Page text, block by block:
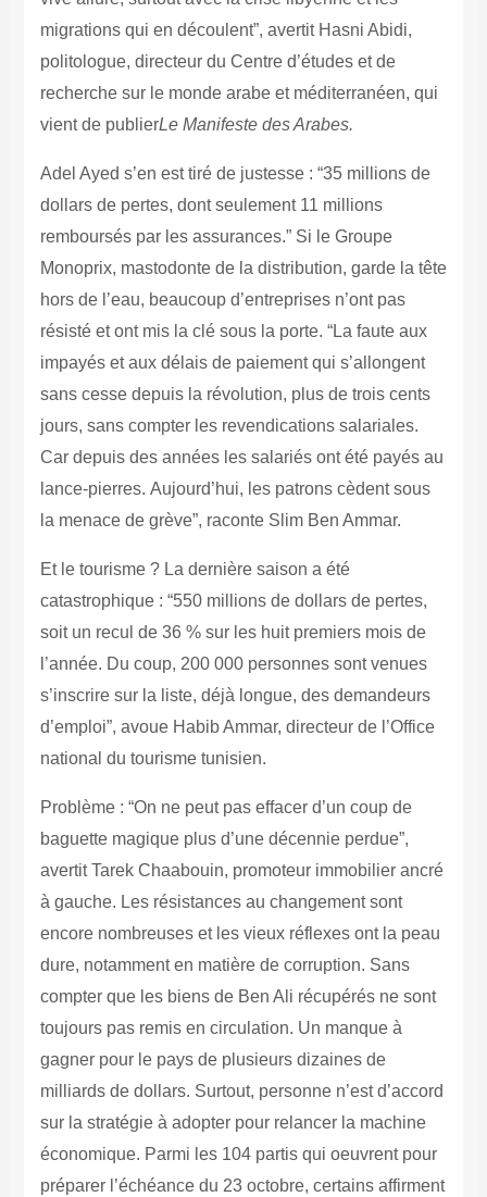
migrations qui en découlent”, avertit Hasni Abidi,
politologue, directeur du Centre d’études et de
recherche sur le monde arabe et méditerranéen, qui
vient de publierLe Manifeste des Arabes.
Adel Ayed s’en est tiré de justesse : “35 millions de
dollars de pertes, dont seulement 11 millions
remboursés par les assurances.” Si le Groupe
Monoprix, mastodonte de la distribution, garde la tête
hors de l’eau, beaucoup d’entreprises n’ont pas
résisté et ont mis la clé sous la porte. “La faute aux
impayés et aux délais de paiement qui s’allongent
sans cesse depuis la révolution, plus de trois cents
jours, sans compter les revendications salariales.
Car depuis des années les salariés ont été payés au
lance-pierres. Aujourd’hui, les patrons cèdent sous
la menace de grève”, raconte Slim Ben Ammar.
Et le tourisme ? La dernière saison a été
catastrophique : “550 millions de dollars de pertes,
soit un recul de 36 % sur les huit premiers mois de
l’année. Du coup, 200 000 personnes sont venues
s’inscrire sur la liste, déjà longue, des demandeurs
d’emploi”, avoue Habib Ammar, directeur de l’Office
national du tourisme tunisien.
Problème : “On ne peut pas effacer d’un coup de
baguette magique plus d’une décennie perdue”,
avertit Tarek Chaabouin, promoteur immobilier ancré
à gauche. Les résistances au changement sont
encore nombreuses et les vieux réflexes ont la peau
dure, notamment en matière de corruption. Sans
compter que les biens de Ben Ali récupérés ne sont
toujours pas remis en circulation. Un manque à
gagner pour le pays de plusieurs dizaines de
milliards de dollars. Surtout, personne n’est d’accord
sur la stratégie à adopter pour relancer la machine
économique. Parmi les 104 partis qui oeuvrent pour
préparer l’échéance du 23 octobre, certains affirment